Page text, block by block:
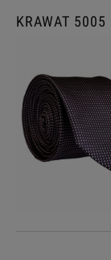
KRAWAT 5005